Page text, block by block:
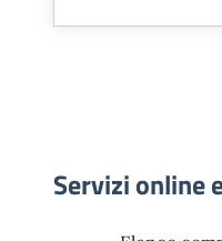
Servizi online